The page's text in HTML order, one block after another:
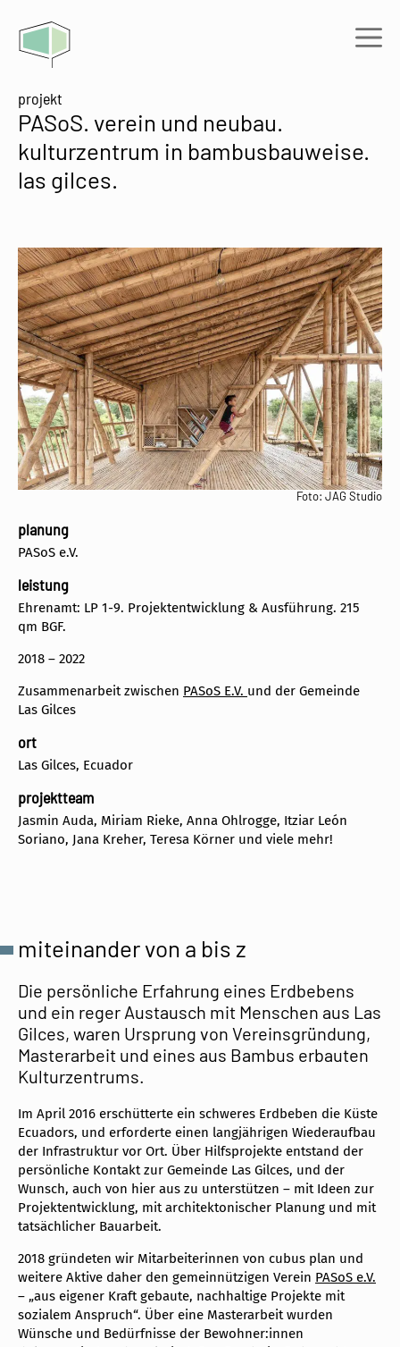
Inhalt
springen
projekt
PASoS. verein und neubau.
kulturzentrum in bambusbauweise.
las gilces.
Foto: JAG Studio
planung
PASoS e.V.
leistung
Ehrenamt: LP 1-9. Projektentwicklung & Ausführung. 215
qm BGF.
2018 – 2022
Zusammenarbeit zwischen PASoS E.V. und der Gemeinde
Las Gilces
ort
Las Gilces, Ecuador
projektteam
Jasmin Auda, Miriam Rieke, Anna Ohlrogge, Itziar León
Soriano, Jana Kreher, Teresa Körner und viele mehr!
miteinander von a bis z
Die persönliche Erfahrung eines Erdbebens
und ein reger Austausch mit Menschen aus Las
Gilces, waren Ursprung von Vereinsgründung,
Masterarbeit und eines aus Bambus erbauten
Kulturzentrums.
Im April 2016 erschütterte ein schweres Erdbeben die Küste
Ecuadors, und erforderte einen langjährigen Wiederaufbau
der Infrastruktur vor Ort. Über Hilfsprojekte entstand der
persönliche Kontakt zur Gemeinde Las Gilces, und der
Wunsch, auch von hier aus zu unterstützen – mit Ideen zur
Projektentwicklung, mit architektonischer Planung und mit
tatsächlicher Bauarbeit.
2018 gründeten wir Mitarbeiterinnen von cubus plan und
weitere Aktive daher den gemeinnützigen Verein PASoS e.V.
– „aus eigener Kraft gebaute, nachhaltige Projekte mit
sozialem Anspruch“. Über eine Masterarbeit wurden
Wünsche und Bedürfnisse der Bewohner:innen